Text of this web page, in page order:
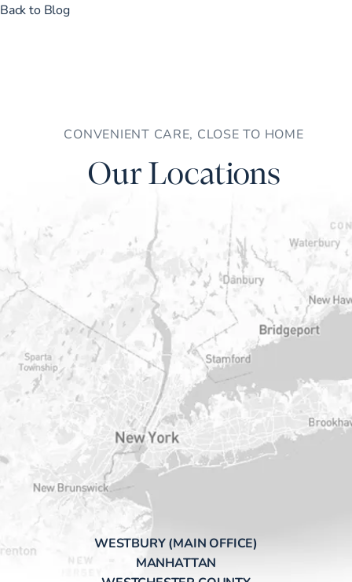
Back to Blog
CONVENIENT CARE, CLOSE TO HOME
Our Locations
WESTBURY (MAIN OFFICE)
MANHATTAN